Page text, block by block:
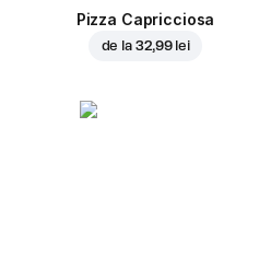
Pizza Capricciosa
de la 32,99 lei